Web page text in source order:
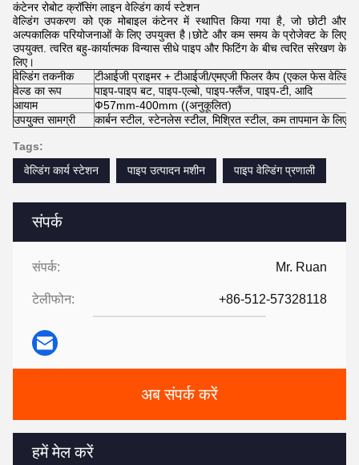
संपर्क
संपर्क: Mr. Ruan
टेलीफोन: +86-512-57328118
अब संपर्क करें
हमें मेल करें
कंटेनर रोबोट क्रॉसिंग लाइन वेल्डिंग कार्य स्टेशन
वेल्डिंग उपकरण को एक मोबाइल कंटेनर में स्थापित किया गया है, जो छोटी और
अल्पकालिक परियोजनाओं के लिए उपयुक्त है।छोटे और कम समय के प्रोजेक्ट के लिए
उपयुक्त. त्वरित बहु-कार्यात्मक विन्यास सीधे पाइप और फिटिंग के बीच त्वरित संरेखण के
लिए।
वेल्डिंग तकनीक
टीआईजी प्राइमर + टीआईजी/एमएजी फिलर कैप (एकल फेस
वेल्ड का रूप
पाइप-पाइप बट, पाइप-एल्बो, पाइप-फ्लैंज, पाइप-टी, आदि
आयाम
Ф57mm-400mm ((अनुकूलित)
उपयुक्त सामग्री
कार्बन स्टील, स्टेनलेस स्टील, मिश्रित स्टील, कम तापमान के लिए,
Tags:
वेल्डिंग कार्य स्टेशन
पाइप उत्पादन मशीन पाइप वेल्डिंग प्रणाली